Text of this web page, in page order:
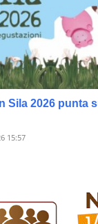
Sila 2026 punta
15:57